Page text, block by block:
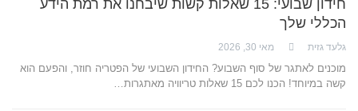
חידון שבועי: 15 שאלות קשות שיבחנו את רמת הידע
הכללי שלך
גלעד גזית מאי 30, 2026
מוכנים לאתגר של סוף השבוע? החידון השבועי של הפטריה חוזר, והפעם הוא
קשה במיוחד! הכנו לכם 15 שאלות טריוויה מאתגרות…